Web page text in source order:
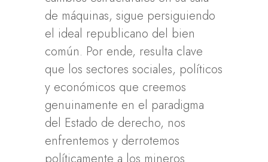
de máquinas, sigue persiguiendo
el ideal republicano del bien
común. Por ende, resulta clave
que los sectores sociales, políticos
y económicos que creemos
genuinamente en el paradigma
del Estado de derecho, nos
enfrentemos y derrotemos